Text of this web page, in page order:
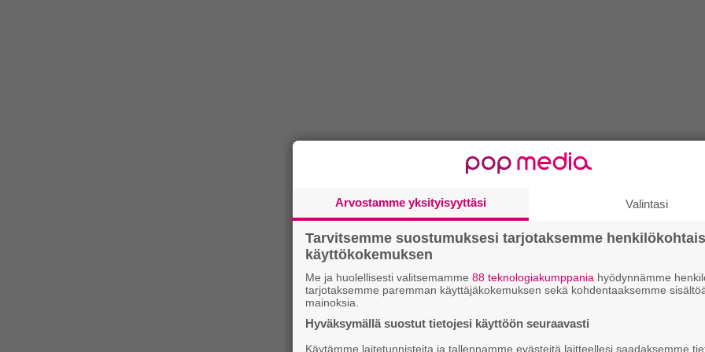
Arvostamme yksityisyyttäsi Valintasi
Tarvitsemme suostumuksesi tarjotaksemme
käyttökokemuksen
Me ja huolellisesti valitsemamme 88 teknologiakumppania hyödynnämme
tarjotaksemme paremman käyttäjäkokemuksen sekä kohdentaaksemme
mainoksia.
Hyväksymällä suostut tietojesi käyttöön seuraavasti
Käytämme laitetunnisteita ja tallennamme evästeitä laitteellesi saadaksemme